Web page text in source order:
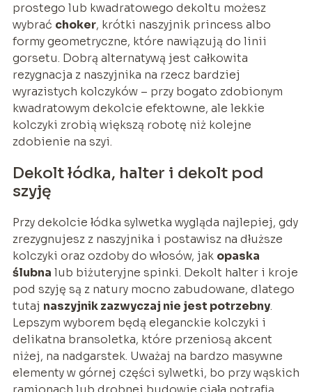
prostego lub kwadratowego dekoltu możesz
wybrać choker, krótki naszyjnik princess albo
formy geometryczne, które nawiązują do linii
gorsetu. Dobrą alternatywą jest całkowita
rezygnacja z naszyjnika na rzecz bardziej
wyrazistych kolczyków – przy bogato zdobionym
kwadratowym dekolcie efektowne, ale lekkie
kolczyki zrobią większą robotę niż kolejne
zdobienie na szyi.
Dekolt łódka, halter i dekolt pod
szyję
Przy dekolcie łódka sylwetka wygląda najlepiej, gdy
zrezygnujesz z naszyjnika i postawisz na dłuższe
kolczyki oraz ozdoby do włosów, jak opaska
ślubna lub biżuteryjne spinki. Dekolt halter i kroje
pod szyję są z natury mocno zabudowane, dlatego
tutaj naszyjnik zazwyczaj nie jest potrzebny.
Lepszym wyborem będą eleganckie kolczyki i
delikatna bransoletka, które przeniosą akcent
niżej, na nadgarstek. Uważaj na bardzo masywne
elementy w górnej części sylwetki, bo przy wąskich